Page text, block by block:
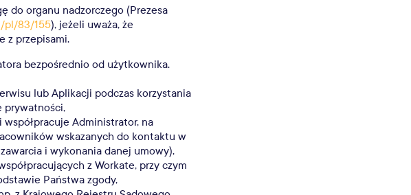
do organu nadzorczego (Prezesa
pl/83/155), jeżeli uważa, że
z przepisami.
bezpośrednio od użytkownika.
lub Aplikacji podczas korzystania
prywatności,
Administrator, na
wskazanych do kontaktu w
i wykonania danej umowy),
z Workate, przy czym
Państwa zgody,